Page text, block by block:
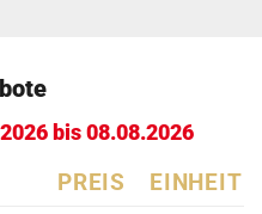
bis 08.08.2026
PREIS EINHEIT